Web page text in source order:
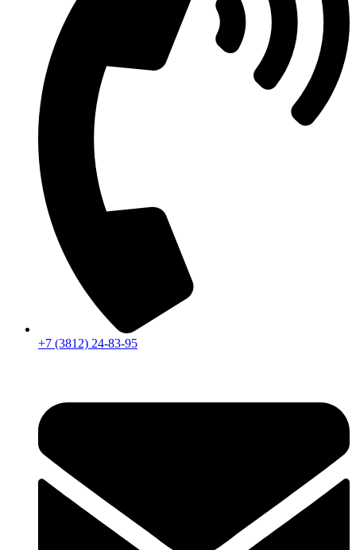
+7 (3812) 24-83-95